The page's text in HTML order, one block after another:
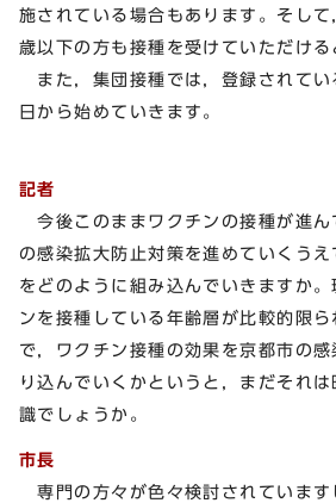
施されている場合もあります。そし
歳以下の方も接種を受けていただける
また，集団接種では，登録されてい
日から始めていきます。
記者
今後このままワクチンの接種が進ん
の感染拡大防止対策を進めていくう
をどのように組み込んでいきますか
ンを接種している年齢層が比較的限
で，ワクチン接種の効果を京都市の
り込んでいくかというと，まだそれ
識でしょうか。
市長
専門の方々が色々検討されています